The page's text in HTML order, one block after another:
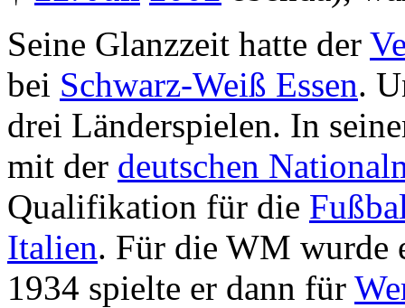
Seine Glanzzeit hatte der
bei Schwarz-Weiß Essen.
drei Länderspielen. In
mit der deutschen
Qualifikation für die
Italien. Für die WM wurde
1934 spielte er dann für